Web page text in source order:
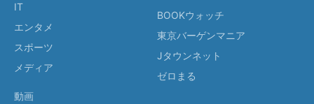
IT
エンタメ
スポーツ
メディア
動画
BOOKウォッチ
東京バーゲンマニア
Jタウンネット
ゼロまる